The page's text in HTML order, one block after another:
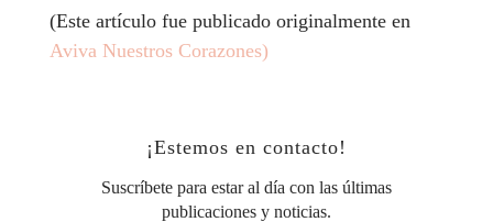
(Este artículo fue publicado originalmente en
Aviva Nuestros Corazones)
¡Estemos en contacto!
Suscríbete para estar al día con las últimas
publicaciones y noticias.